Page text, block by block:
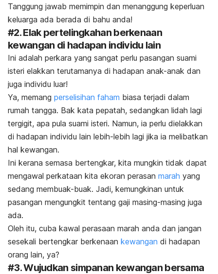
Tanggung jawab memimpin dan menanggung keperluan
keluarga ada berada di bahu anda!
#2. Elak pertelingkahan berkenaan
kewangan di hadapan individu lain
Ini adalah perkara yang sangat perlu pasangan suami
isteri elakkan terutamanya di hadapan anak-anak dan
juga individu luar!
Ya, memang perselisihan faham biasa terjadi dalam
rumah tangga. Bak kata pepatah, sedangkan lidah lagi
tergigit, apa pula suami isteri. Namun, ia perlu dielakkan
di hadapan individu lain lebih-lebih lagi jika ia melibatkan
hal kewangan.
Ini kerana semasa bertengkar, kita mungkin tidak dapat
mengawal perkataan kita ekoran perasan marah yang
sedang membuak-buak. Jadi, kemungkinan untuk
pasangan mengungkit tentang gaji masing-masing juga
ada.
Oleh itu, cuba kawal perasaan marah anda dan jangan
sesekali bertengkar berkenaan kewangan di hadapan
orang lain, ya?
#3. Wujudkan simpanan kewangan bersama